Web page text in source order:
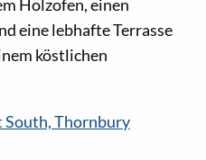
Holzofen, einen
eine lebhafte Terrasse
köstlichen
South, Thornbury